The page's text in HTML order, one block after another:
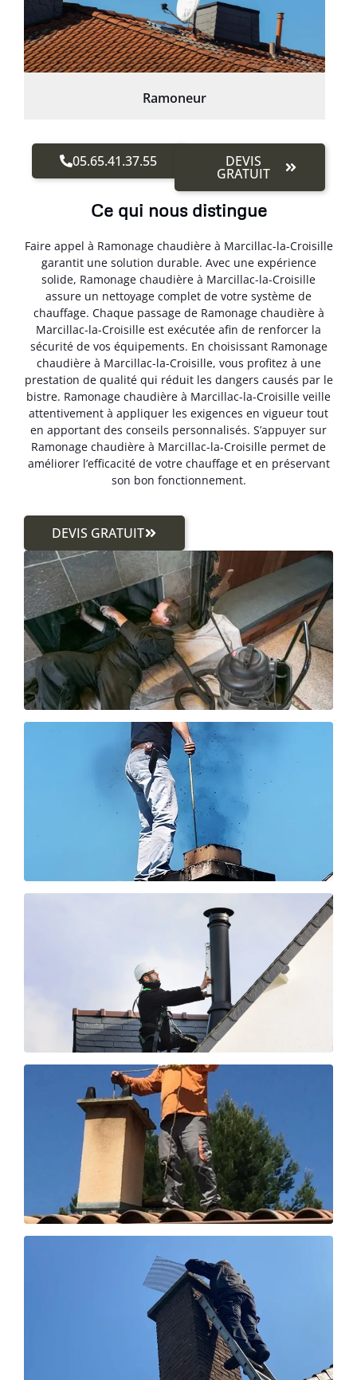
Ramoneur
05.65.41.37.55 DEVIS
GRATUIT
Ce qui nous distingue
Faire appel à Ramonage chaudière à Marcillac-la-Croisille
garantit une solution durable. Avec une expérience
solide, Ramonage chaudière à Marcillac-la-Croisille
assure un nettoyage complet de votre système de
chauffage. Chaque passage de Ramonage chaudière à
Marcillac-la-Croisille est exécutée afin de renforcer la
sécurité de vos équipements. En choisissant Ramonage
chaudière à Marcillac-la-Croisille, vous profitez à une
prestation de qualité qui réduit les dangers causés par le
bistre. Ramonage chaudière à Marcillac-la-Croisille veille
attentivement à appliquer les exigences en vigueur tout
en apportant des conseils personnalisés. S’appuyer sur
Ramonage chaudière à Marcillac-la-Croisille permet de
améliorer l’efficacité de votre chauffage et en préservant
son bon fonctionnement.
DEVIS GRATUIT